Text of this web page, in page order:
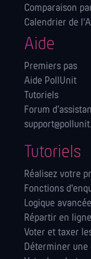
Comparaison
Calendrier de
Aide
Premiers pas
Aide PollUnit
Tutoriels
Forum
Tutoriels
Réalisez votre
Fonctions
Logique
Répartir en
Voter et taxer
Déterminer une